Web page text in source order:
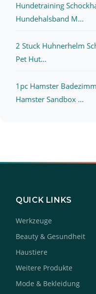
Hundetraining
Hundehalsband M...
2 Stuck Huhnerhelm
Pet Hut...
1pc Hamster
Hamster Sandbox ...
QUICK LINKS
Werkzeuge
Beauty & Gesundheit
Haustiere
Weitere Produkte
Mode & Bekleidung